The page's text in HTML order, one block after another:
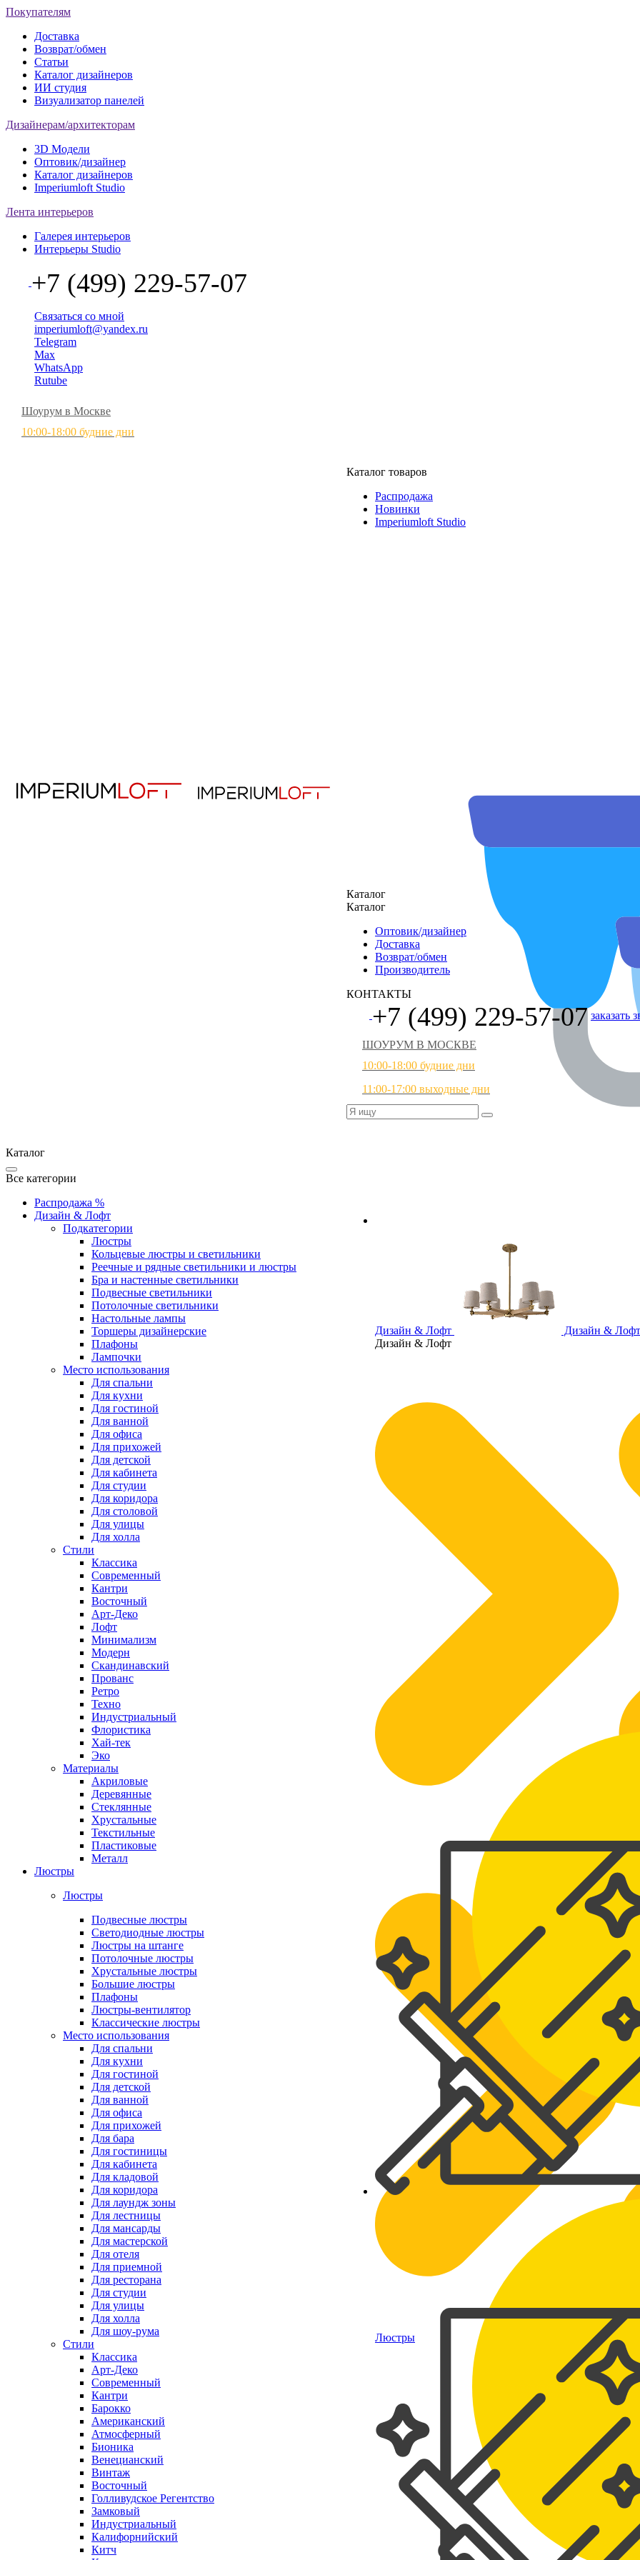
Покупателям
Доставка
Возврат/обмен
Статьи
Каталог дизайнеров
ИИ студия
Визуализатор панелей
Дизайнерам/архитекторам
3D Модели
Оптовик/дизайнер
Каталог дизайнеров
Imperiumloft Studio
Лента интерьеров
Галерея интерьеров
Интерьеры Studio
+7 (499) 229-57-07
Связаться со мной
imperiumloft@yandex.ru
Telegram
Max
WhatsApp
Rutube
Шоурум в Москве
10:00-18:00 будние дни
Каталог товаров
Распродажа
Новинки
Imperiumloft Studio
Дизайн & Лофт
Дизайн & Лофт
Дизайн & Лофт
Люстры
Каталог
Каталог
Оптовик/дизайнер
Доставка
Возврат/обмен
Производитель
КОНТАКТЫ
+7 (499) 229-57-07 заказать
ШОУРУМ В МОСКВЕ
10:00-18:00 будние дни
11:00-17:00 выходные дни
Каталог
Все категории
Распродажа %
Дизайн & Лофт
Подкатегории
Люстры
Кольцевые люстры и светильники
Реечные и рядные светильники и люстры
Бра и настенные светильники
Подвесные светильники
Потолочные светильники
Настольные лампы
Торшеры дизайнерские
Плафоны
Лампочки
Место использования
Для спальни
Для кухни
Для гостиной
Для ванной
Для офиса
Для прихожей
Для детской
Для кабинета
Для студии
Для коридора
Для столовой
Для улицы
Для холла
Стили
Классика
Современный
Кантри
Восточный
Арт-Деко
Лофт
Минимализм
Модерн
Скандинавский
Прованс
Ретро
Техно
Индустриальный
Флористика
Хай-тек
Эко
Материалы
Акриловые
Деревянные
Стеклянные
Хрустальные
Текстильные
Пластиковые
Металл
Люстры
Люстры
Подвесные люстры
Светодиодные люстры
Люстры на штанге
Потолочные люстры
Хрустальные люстры
Большие люстры
Плафоны
Люстры-вентилятор
Классические люстры
Место использования
Для спальни
Для кухни
Для гостиной
Для детской
Для ванной
Для офиса
Для прихожей
Для бара
Для гостиницы
Для кабинета
Для кладовой
Для коридора
Для лаундж зоны
Для лестницы
Для мансарды
Для мастерской
Для отеля
Для приемной
Для ресторана
Для студии
Для улицы
Для холла
Для шоу-рума
Стили
Классика
Арт-Деко
Современный
Кантри
Барокко
Американский
Атмосферный
Бионика
Венецианский
Винтаж
Восточный
Голливудское Регентство
Замковый
Индустриальный
Калифорнийский
Китч